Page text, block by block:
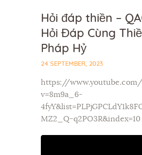
Hỏi đáp thiền –
Hỏi Đáp Cùng
Pháp Hỷ
24 SEPTEMBER, 2023
https://
v=8m9a_6-
MZ2_Q-q2PO3R&index=10